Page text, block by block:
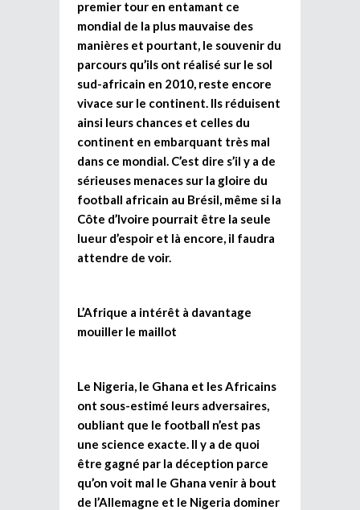
premier tour en entamant ce
mondial de la plus mauvaise des
manières et pourtant, le souvenir du
parcours qu’ils ont réalisé sur le sol
sud-africain en 2010, reste encore
vivace sur le continent. Ils réduisent
ainsi leurs chances et celles du
continent en embarquant très mal
dans ce mondial. C’est dire s’il y a de
sérieuses menaces sur la gloire du
football africain au Brésil, même si la
Côte d’Ivoire pourrait être la seule
lueur d’espoir et là encore, il faudra
attendre de voir.
L’Afrique a intérêt à davantage
mouiller le maillot
Le Nigeria, le Ghana et les Africains
ont sous-estimé leurs adversaires,
oubliant que le football n’est pas
une science exacte. Il y a de quoi
être gagné par la déception parce
qu’on voit mal le Ghana venir à bout
de l’Allemagne et le Nigeria dominer